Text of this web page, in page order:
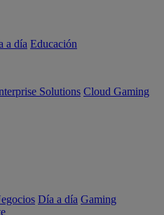
a día Educación
Solutions Cloud Gaming
Día a día Gaming